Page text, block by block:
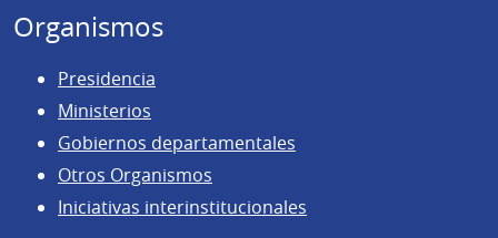
Organismos
Presidencia
Ministerios
Gobiernos departamentales
Otros Organismos
Iniciativas interinstitucionales